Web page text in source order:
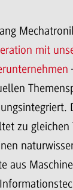
mit
zu gleichen
aus